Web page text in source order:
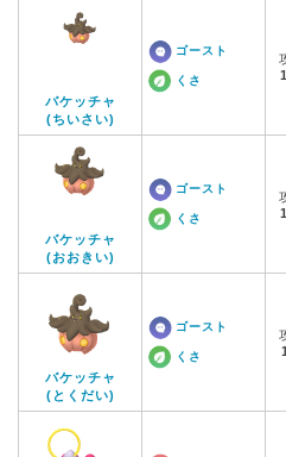
バケッチャ
(ちいさい)
ゴースト
くさ
バケッチャ
(おおきい)
ゴースト
くさ
バケッチャ
(とくだい)
ゴースト
くさ